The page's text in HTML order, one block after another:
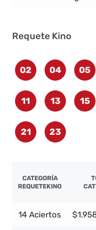
Requete Kino
02 04 05
11 13 15
21 23
CATEGORÍA
REQUETEKINO
14 Aciertos